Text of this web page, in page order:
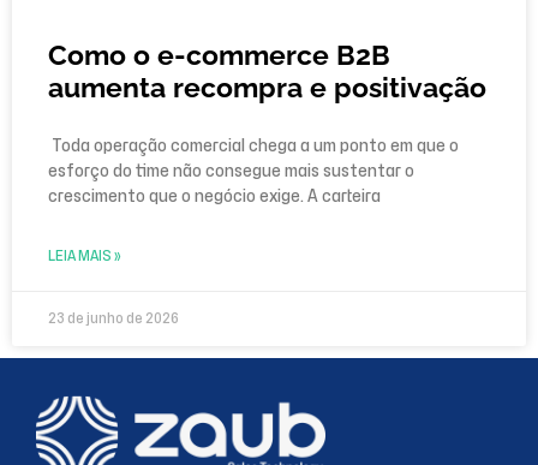
Como o e-commerce B2B
aumenta recompra e positivação
Toda operação comercial chega a um ponto em que o
esforço do time não consegue mais sustentar o
crescimento que o negócio exige. A carteira
LEIA MAIS »
23 de junho de 2026